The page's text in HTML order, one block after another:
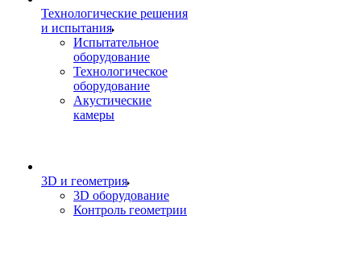
Технологические решения
и испытания
Испытательное
оборудование
Технологическое
оборудование
Акустические
камеры
3D и геометрия
3D оборудование
Контроль геометрии